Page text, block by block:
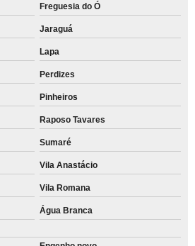
Freguesia do Ó
Jaraguá
Lapa
Perdizes
Pinheiros
Raposo Tavares
Sumaré
Vila Anastácio
Vila Romana
Água Branca